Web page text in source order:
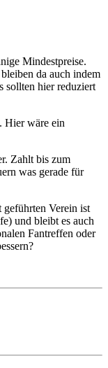
Mindestpreise.
da auch indem
sollten hier reduziert
Hier wäre ein
Zahlt bis zum
was gerade für
geführten Verein ist
und bleibt es auch
Fantreffen oder